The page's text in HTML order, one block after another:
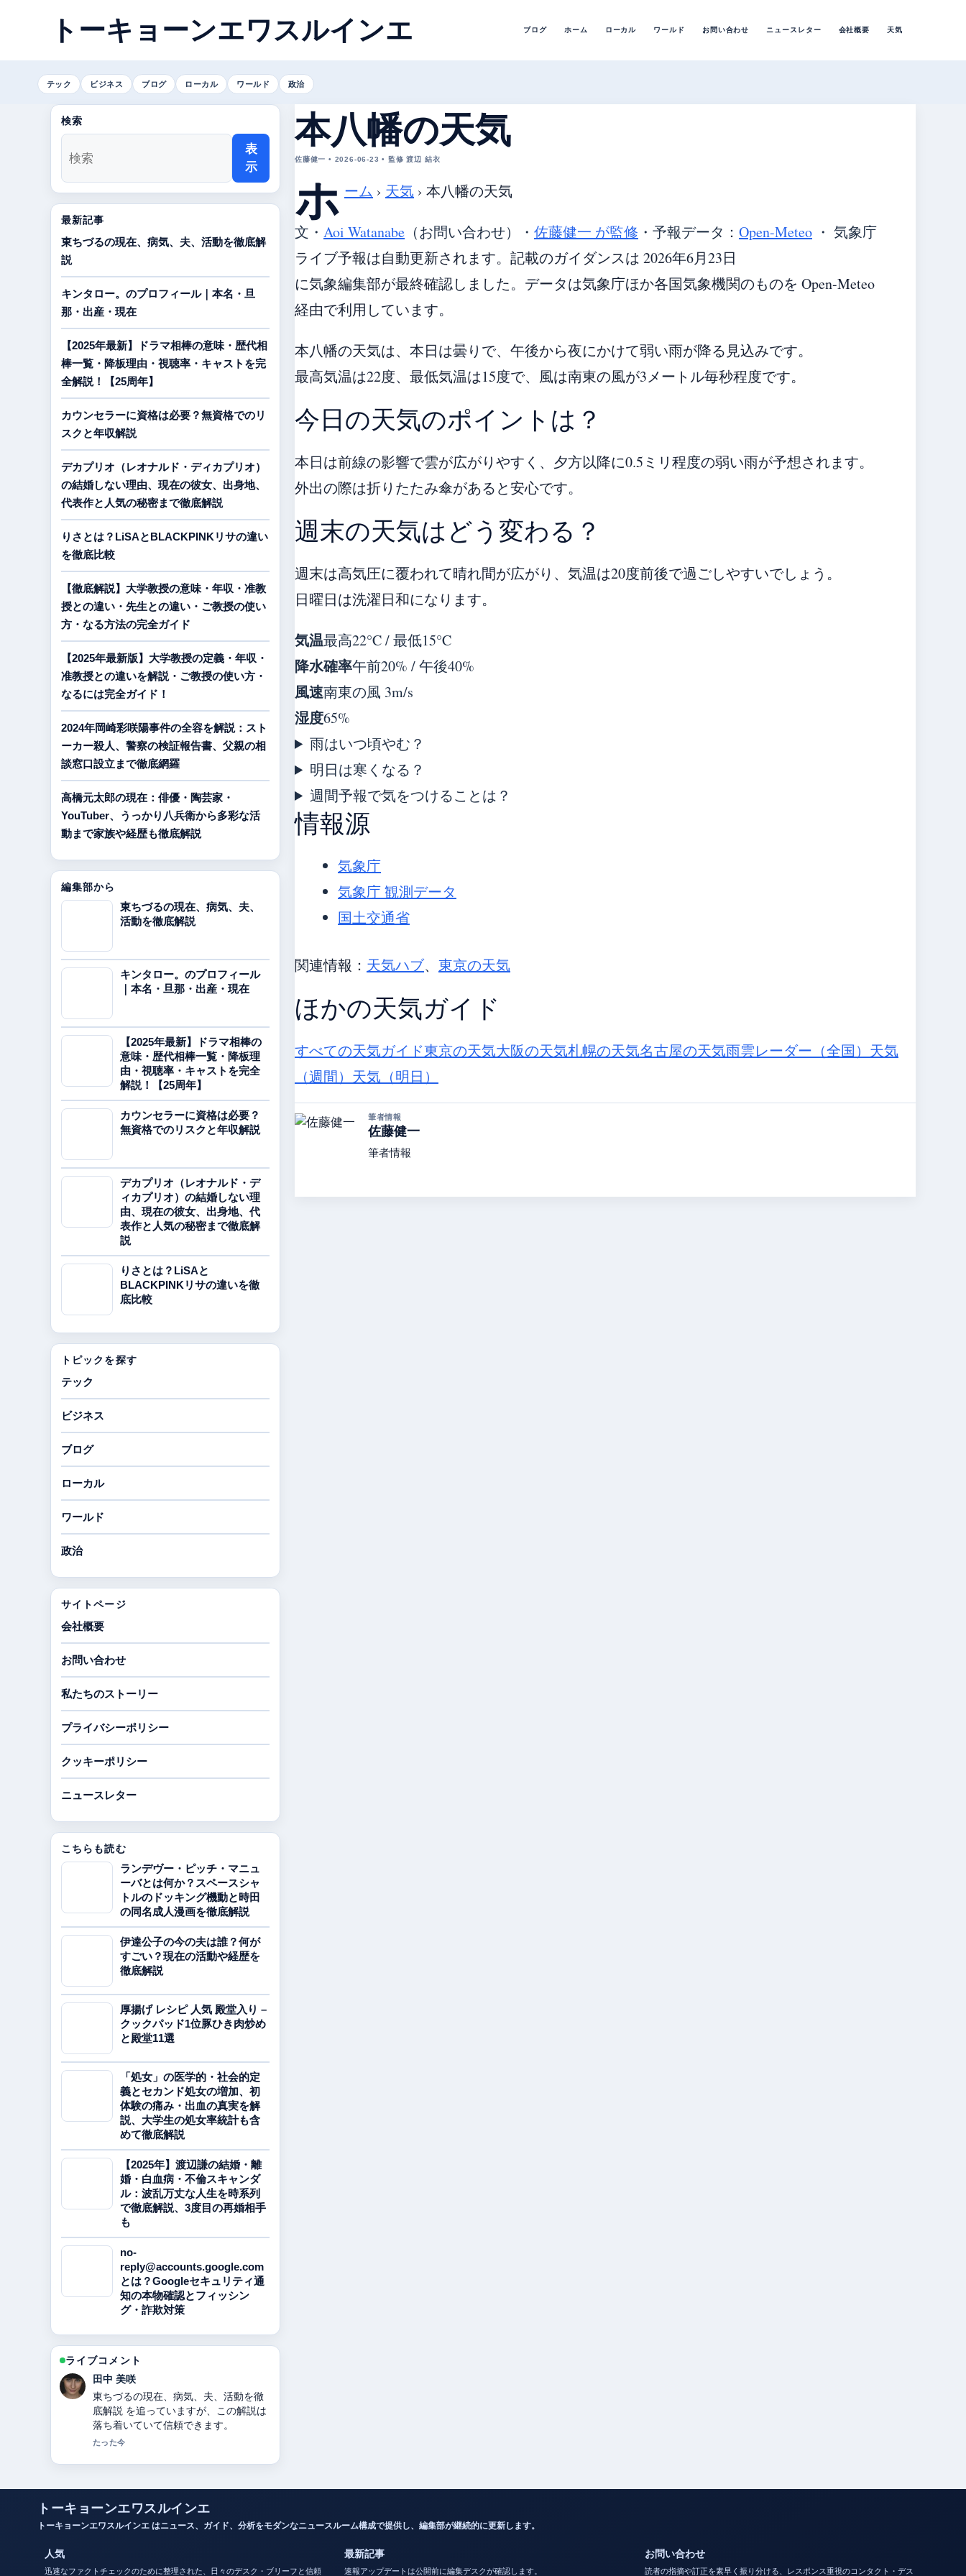
トーキョーンエワスルインエ ブログ ホーム ローカル ワールド お問い合わせ ニュースレター 会社概要 天気
テック ビジネス ブログ ローカル ワールド 政治
本八幡の天気
佐藤健一 • 2026-06-23 • 監修 渡辺 結衣
ホ ーム › 天気 › 本八幡の天気
文・ Aoi Watanabe （お問い合わせ） ・ 佐藤健一 が監修 ・ 予報データ： Open-Meteo ・ 気象庁
ライブ予報は自動更新されます。記載のガイダンスは 2026年6月23日
に気象編集部が最終確認しました。データは気象庁ほか各国気象機関のものを Open-Meteo
経由で利用しています。
本八幡の天気は、本日は曇りで、午後から夜にかけて弱い雨が降る見込みです。
最高気温は22度、最低気温は15度で、風は南東の風が3メートル毎秒程度です。
今日の天気のポイントは？
本日は前線の影響で雲が広がりやすく、夕方以降に0.5ミリ程度の弱い雨が予想されます。
外出の際は折りたたみ傘があると安心です。
週末の天気はどう変わる？
週末は高気圧に覆われて晴れ間が広がり、気温は20度前後で過ごしやすいでしょう。
日曜日は洗濯日和になります。
気温最高22°C / 最低15°C
降水確率午前20% / 午後40%
風速南東の風 3m/s
湿度65%
雨はいつ頃やむ？
明日は寒くなる？
週間予報で気をつけることは？
情報源
気象庁
気象庁 観測データ
国土交通省
関連情報： 天気ハブ、 東京の天気
ほかの天気ガイド
すべての天気ガイド東京の天気大阪の天気札幌の天気名古屋の天気雨雲レーダー（全国） 天気
（週間） 天気（明日）
筆者情報
佐藤健一
筆者情報
検索
表
示
最新記事
東ちづるの現在、病気、夫、活動を徹底解
説
キンタロー。のプロフィール｜本名・旦
那・出産・現在
【2025年最新】ドラマ相棒の意味・歴代相
棒一覧・降板理由・視聴率・キャストを完
全解説！【25周年】
カウンセラーに資格は必要？無資格でのリ
スクと年収解説
デカプリオ（レオナルド・ディカプリオ）
の結婚しない理由、現在の彼女、出身地、
代表作と人気の秘密まで徹底解説
りさとは？LiSAとBLACKPINKリサの違い
を徹底比較
【徹底解説】大学教授の意味・年収・准教
授との違い・先生との違い・ご教授の使い
方・なる方法の完全ガイド
【2025年最新版】大学教授の定義・年収・
准教授との違いを解説・ご教授の使い方・
なるには完全ガイド！
2024年岡崎彩咲陽事件の全容を解説：スト
ーカー殺人、警察の検証報告書、父親の相
談窓口設立まで徹底網羅
高橋元太郎の現在：俳優・陶芸家・
YouTuber、うっかり八兵衛から多彩な活
動まで家族や経歴も徹底解説
編集部から
東ちづるの現在、病気、夫、
活動を徹底解説
キンタロー。のプロフィール
｜本名・旦那・出産・現在
【2025年最新】ドラマ相棒の
意味・歴代相棒一覧・降板理
由・視聴率・キャストを完全
解説！【25周年】
カウンセラーに資格は必要？
無資格でのリスクと年収解説
デカプリオ（レオナルド・デ
ィカプリオ）の結婚しない理
由、現在の彼女、出身地、代
表作と人気の秘密まで徹底解
説
りさとは？LiSAと
BLACKPINKリサの違いを徹
底比較
トピックを探す
テック
ビジネス
ブログ
ローカル
ワールド
政治
サイトページ
会社概要
お問い合わせ
私たちのストーリー
プライバシーポリシー
クッキーポリシー
ニュースレター
こちらも読む
ランデヴー・ピッチ・マニュ
ーバとは何か？スペースシャ
トルのドッキング機動と時田
の同名成人漫画を徹底解説
伊達公子の今の夫は誰？何が
すごい？現在の活動や経歴を
徹底解説
厚揚げ レシピ 人気 殿堂入り –
クックパッド1位豚ひき肉炒め
と殿堂11選
「処女」の医学的・社会的定
義とセカンド処女の増加、初
体験の痛み・出血の真実を解
説、大学生の処女率統計も含
めて徹底解説
【2025年】渡辺謙の結婚・離
婚・白血病・不倫スキャンダ
ル：波乱万丈な人生を時系列
で徹底解説、3度目の再婚相手
も
no-
reply@accounts.google.com
とは？Googleセキュリティ通
知の本物確認とフィッシン
グ・詐欺対策
ライブコメント
中村 悠斗
キンタロー。のプロフィール｜本名・
旦那・出産・現在 の背景説明が助かり
ます。ライブ更新を続けてください。
3 分前
トーキョーンエワスルインエ
トーキョーンエワスルインエ はニュース、ガイド、分析をモダンなニュースルーム構成で提供し、編集部が継続的に更新します。
人気
迅速なファクトチェックのために整理された、日々のデスク・ブリーフと信頼
最新記事
速報アップデートは公開前に編集デスクが確認します。
お問い合わせ
読者の指摘や訂正を素早く振り分ける、レスポンス重視のコンタクト・デス